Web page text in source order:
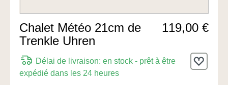
Chalet Météo 21cm de
Trenkle Uhren
119,00 €
Délai de livraison: en stock - prêt à être
expédié dans les 24 heures